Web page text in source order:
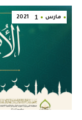
مارس 1
2021